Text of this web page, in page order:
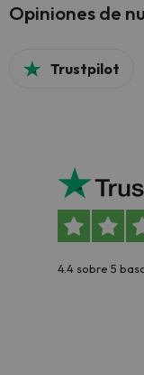
Opiniones de
Trustpilot
4.4 sobre 5